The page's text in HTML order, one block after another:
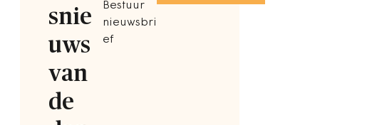
snie
uws
van
de
Bestuur
nieuwsbri
ef